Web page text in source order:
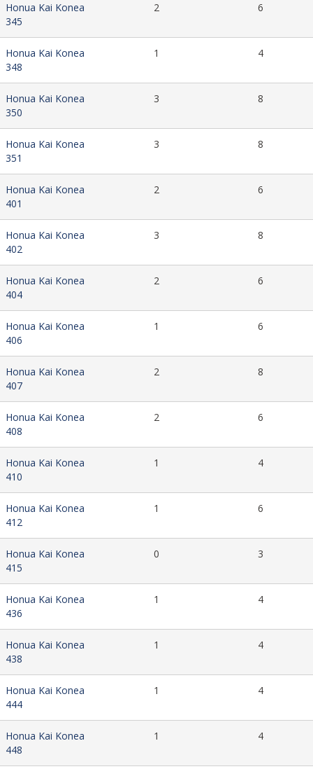
Honua Kai Konea
345
2 6
Honua Kai Konea
348
1 4
Honua Kai Konea
350
3 8
Honua Kai Konea
351
3 8
Honua Kai Konea
401
2 6
Honua Kai Konea
402
3 8
Honua Kai Konea
404
2 6
Honua Kai Konea
406
1 6
Honua Kai Konea
407
2 8
Honua Kai Konea
408
2 6
Honua Kai Konea
410
1 4
Honua Kai Konea
412
1 6
Honua Kai Konea
415
0 3
Honua Kai Konea
436
1 4
Honua Kai Konea
438
1 4
Honua Kai Konea
444
1 4
Honua Kai Konea
448
1 4